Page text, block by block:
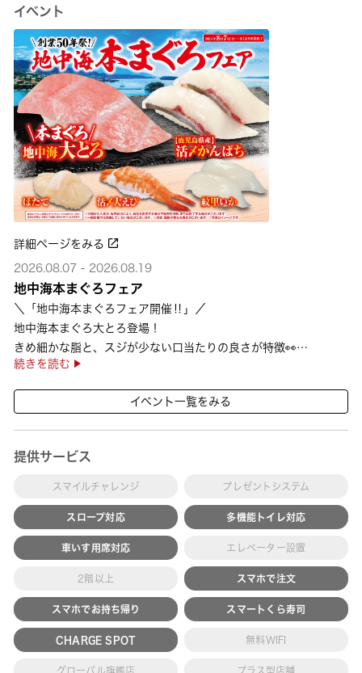
イベント
詳細ページをみる
2026.08.07 - 2026.08.19
地中海本まぐろフェア
＼「地中海本まぐろフェア開催‼」／
地中海本まぐろ大とろ登場！
きめ細かな脂と、スジが少ない口当たりの良さが特徴👀
さらに、鹿児島で育った高級魚【鹿児島県産活〆かんぱち】など
続きを読む
イベント一覧をみる
提供サービス
スマイルチャレンジ プレゼントシステム
スロープ対応 多機能トイレ対応
車いす用席対応 エレベーター設置
2階以上 スマホで注文
スマホでお持ち帰り スマートくら寿司
CHARGE SPOT 無料WIFI
グローバル旗艦店 プラス型店舗